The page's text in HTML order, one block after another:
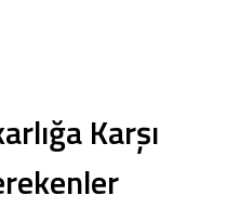
Karşı